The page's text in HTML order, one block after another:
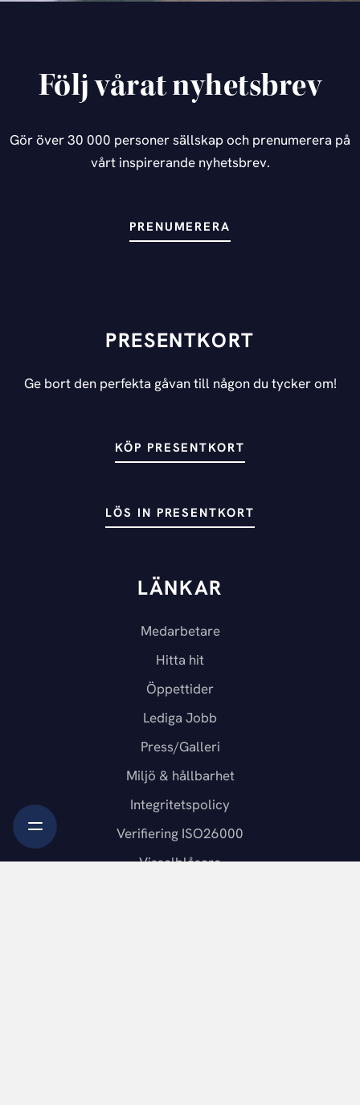
Följ vårat nyhetsbrev
Gör över 30 000 personer sällskap och prenumerera på
vårt inspirerande nyhetsbrev.
PRENUMERERA
PRESENTKORT
Ge bort den perfekta gåvan till någon du tycker om!
KÖP PRESENTKORT
LÖS IN PRESENTKORT
LÄNKAR
Medarbetare
Hitta hit
Öppettider
Lediga Jobb
Press/Galleri
Miljö & hållbarhet
Integritetspolicy
Verifiering ISO26000
Visselblåsare